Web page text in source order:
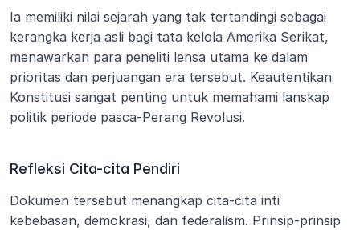
Ia memiliki nilai sejarah yang tak tertandingi sebagai
kerangka kerja asli bagi tata kelola Amerika Serikat,
menawarkan para peneliti lensa utama ke dalam
prioritas dan perjuangan era tersebut. Keautentikan
Konstitusi sangat penting untuk memahami lanskap
politik periode pasca-Perang Revolusi.
Refleksi Cita-cita Pendiri
Dokumen tersebut menangkap cita-cita inti
kebebasan, demokrasi, dan federalism. Prinsip-prinsip